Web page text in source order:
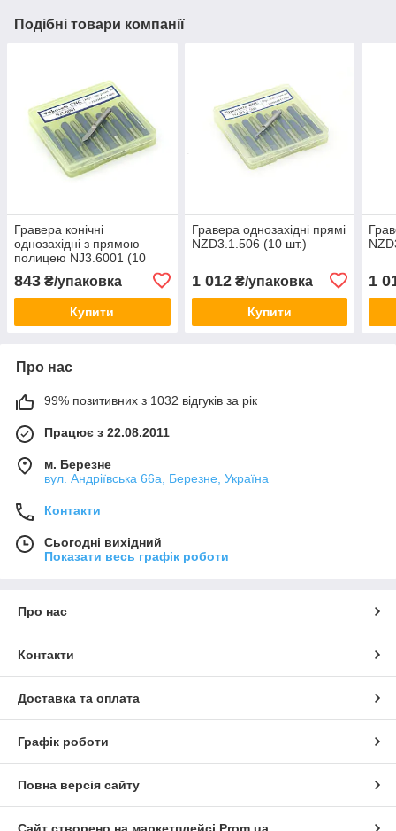
Подібні товари компанії
Гравера конічні
однозахідні з прямою
полицею NJ3.6001 (10
843 ₴/упаковка
Купити
Гравера однозахідні прямі
NZD3.1.506 (10 шт.)
1 012₴/упаковка
Купити
1
Про нас
99% позитивних з 1032 відгуків за рік
Працює з 22.08.2011
м. Березне
вул. Андріївська 66а, Березне, Україна
Контакти
Сьогодні вихідний
Показати весь графік роботи
Про нас
Контакти
Доставка та оплата
Графік роботи
Повна версія сайту
Сайт створено на маркетплейсі Prom.ua